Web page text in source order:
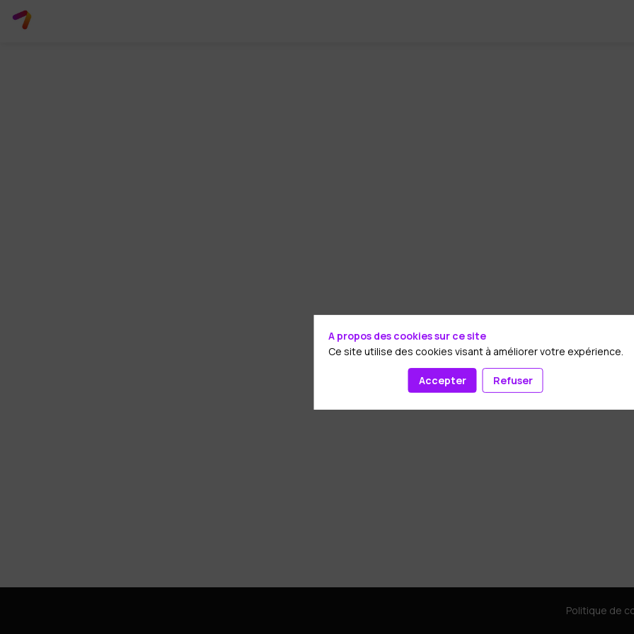
Politique de
A propos des cookies sur ce site
Ce site utilise des cookies visant à améliorer votre expérience.
Accepter Refuser